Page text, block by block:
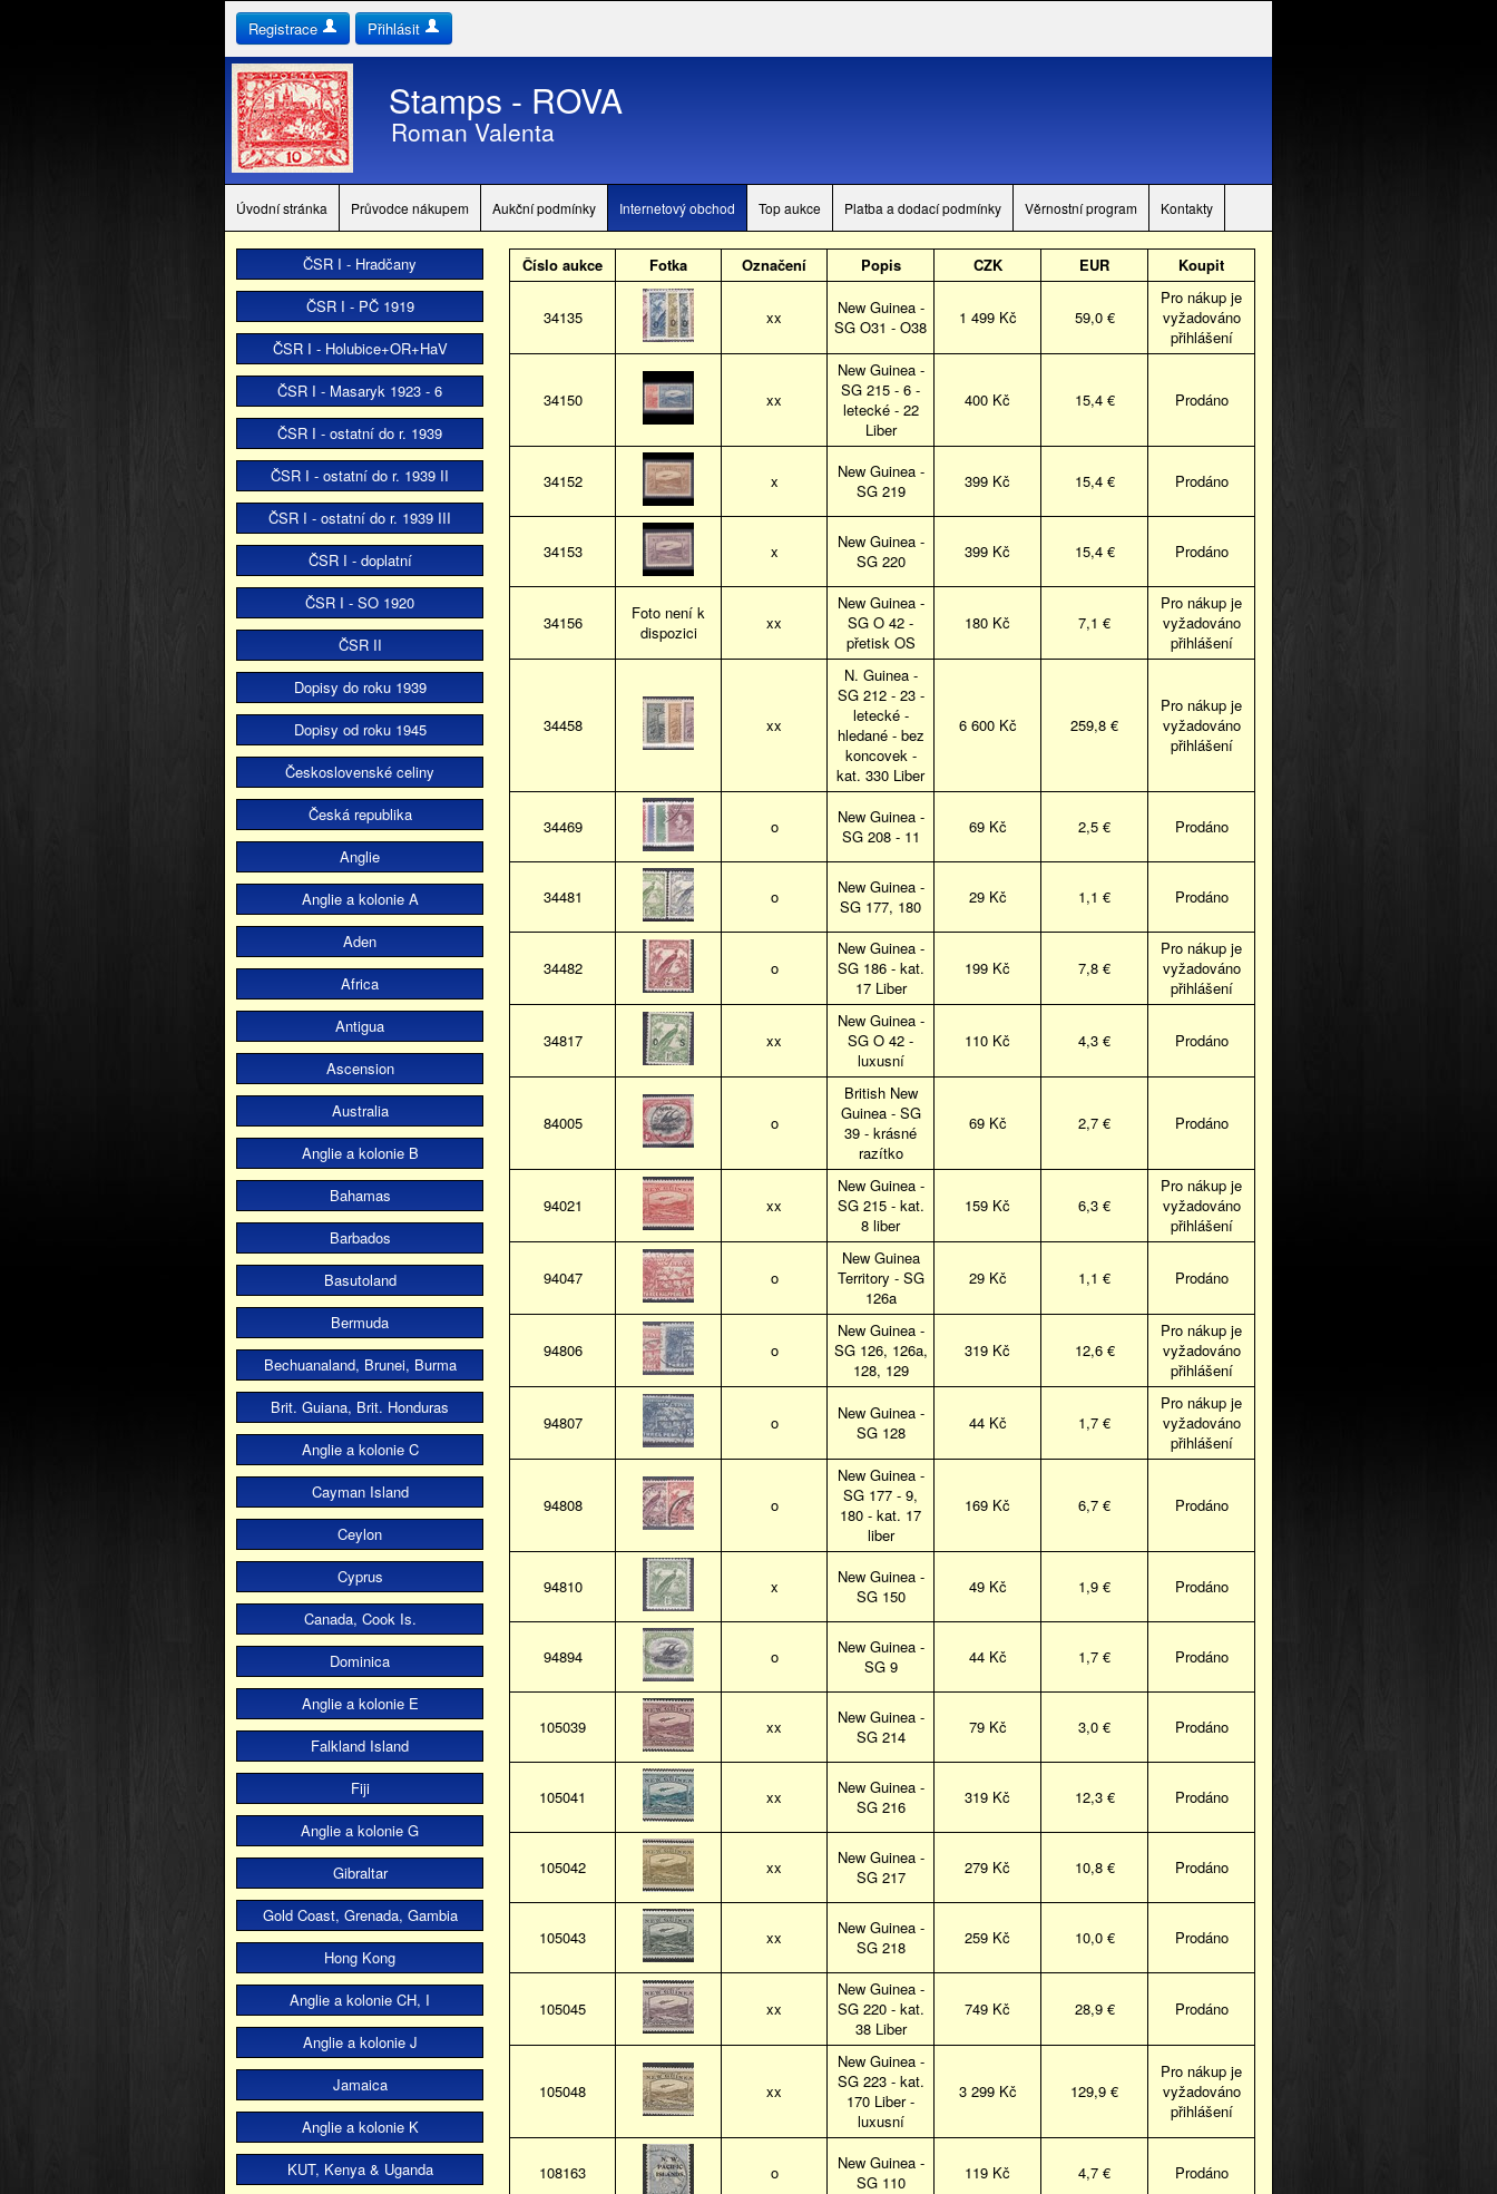
Registrace Přihlásit
Stamps - ROVA
Roman Valenta
Úvodní stránka Průvodce nákupem Aukční podmínky Internetový obchod Top aukce Platba a dodací podmínky Věrnostní program Kontakty
ČSR I - Hradčany
ČSR I - PČ 1919
ČSR I - Holubice+OR+HaV
ČSR I - Masaryk 1923 - 6
ČSR I - ostatní do r. 1939
ČSR I - ostatní do r. 1939 II
ČSR I - ostatní do r. 1939 III
ČSR I - doplatní
ČSR I - SO 1920
ČSR II
Dopisy do roku 1939
Dopisy od roku 1945
Československé celiny
Česká republika
Anglie
Anglie a kolonie A
Aden
Africa
Antigua
Ascension
Australia
Anglie a kolonie B
Bahamas
Barbados
Basutoland
Bermuda
Bechuanaland, Brunei, Burma
Brit. Guiana, Brit. Honduras
Anglie a kolonie C
Cayman Island
Ceylon
Cyprus
Canada, Cook Is.
Dominica
Anglie a kolonie E
Falkland Island
Fiji
Anglie a kolonie G
Gibraltar
Gold Coast, Grenada, Gambia
Hong Kong
Anglie a kolonie CH, I
Anglie a kolonie J
Jamaica
Anglie a kolonie K
KUT, Kenya & Uganda
Číslo aukce Fotka Označení Popis CZK EUR Koupit
34135 xx
New Guinea -
SG O31 - O38
1 499 Kč 59,0 €
Pro nákup je
vyžadováno
přihlášení
34150 xx
New Guinea -
SG 215 - 6 -
letecké - 22
Liber
400 Kč 15,4 € Prodáno
34152 x
New Guinea -
SG 219
399 Kč 15,4 € Prodáno
34153 x
New Guinea -
SG 220
399 Kč 15,4 € Prodáno
34156
Foto není k
dispozici
xx
New Guinea -
SG O 42 -
přetisk OS
180 Kč 7,1 €
Pro nákup je
vyžadováno
přihlášení
34458 xx
N. Guinea -
SG 212 - 23 -
letecké -
hledané - bez
koncovek -
kat. 330 Liber
6 600 Kč 259,8 €
Pro nákup je
vyžadováno
přihlášení
34469 o
New Guinea -
SG 208 - 11
69 Kč 2,5 € Prodáno
34481 o
New Guinea -
SG 177, 180
29 Kč 1,1 € Prodáno
34482 o
New Guinea -
SG 186 - kat.
17 Liber
199 Kč 7,8 €
Pro nákup je
vyžadováno
přihlášení
34817 xx
New Guinea -
SG O 42 -
luxusní
110 Kč 4,3 € Prodáno
84005 o
British New
Guinea - SG
39 - krásné
razítko
69 Kč 2,7 € Prodáno
94021 xx
New Guinea -
SG 215 - kat.
8 liber
159 Kč 6,3 €
Pro nákup je
vyžadováno
přihlášení
94047 o
New Guinea
Territory - SG
126a
29 Kč 1,1 € Prodáno
94806 o
New Guinea -
SG 126, 126a,
128, 129
319 Kč 12,6 €
Pro nákup je
vyžadováno
přihlášení
94807 o
New Guinea -
SG 128
44 Kč 1,7 €
Pro nákup je
vyžadováno
přihlášení
94808 o
New Guinea -
SG 177 - 9,
180 - kat. 17
liber
169 Kč 6,7 € Prodáno
94810 x
New Guinea -
SG 150
49 Kč 1,9 € Prodáno
94894 o
New Guinea -
SG 9
44 Kč 1,7 € Prodáno
105039 xx
New Guinea -
SG 214
79 Kč 3,0 € Prodáno
105041 xx
New Guinea -
SG 216
319 Kč 12,3 € Prodáno
105042 xx
New Guinea -
SG 217
279 Kč 10,8 € Prodáno
105043 xx
New Guinea -
SG 218
259 Kč 10,0 € Prodáno
105045 xx
New Guinea -
SG 220 - kat.
38 Liber
749 Kč 28,9 € Prodáno
105048 xx
New Guinea -
SG 223 - kat.
170 Liber -
luxusní
3 299 Kč 129,9 €
Pro nákup je
vyžadováno
přihlášení
108163 o
New Guinea -
SG 110
119 Kč 4,7 € Prodáno